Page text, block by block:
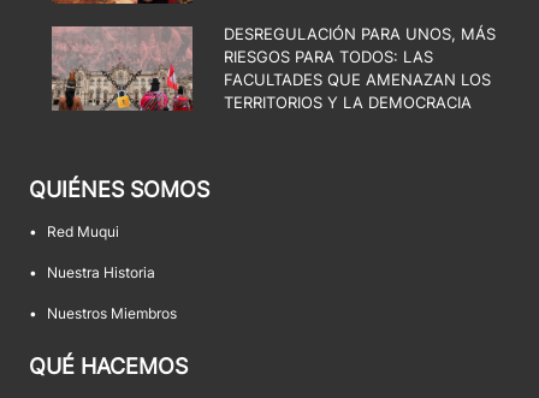
DESREGULACIÓN PARA UNOS, MÁS
RIESGOS PARA TODOS: LAS
FACULTADES QUE AMENAZAN LOS
TERRITORIOS Y LA DEMOCRACIA
QUIÉNES SOMOS
• Red Muqui
• Nuestra Historia
• Nuestros Miembros
QUÉ HACEMOS